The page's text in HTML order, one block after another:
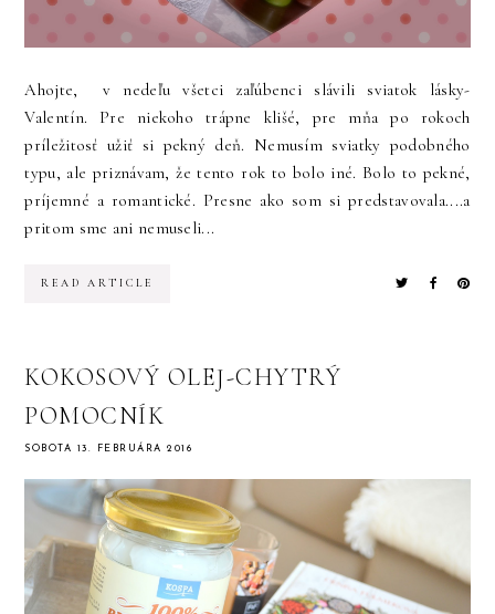
Ahojte, v nedeľu všetci zaľúbenci slávili sviatok lásky-
Valentín. Pre niekoho trápne klišé, pre mňa po rokoch
príležitosť užiť si pekný deň. Nemusím sviatky podobného
typu, ale priznávam, že tento rok to bolo iné. Bolo to pekné,
príjemné a romantické. Presne ako som si predstavovala....a
pritom sme ani nemuseli...
READ ARTICLE
KOKOSOVÝ OLEJ-CHYTRÝ
POMOCNÍK
SOBOTA 13. FEBRUÁRA 2016